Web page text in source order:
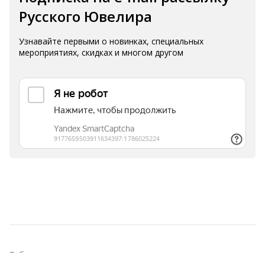
Русского Ювелира
Узнавайте первыми о новинках, специальных
мероприятиях, скидках и многом другом